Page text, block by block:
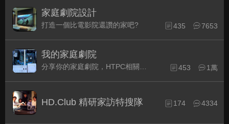
家庭劇院設計
打造一個比電影院還讚的家吧? 435 7653
我的家庭劇院
453 1萬
HD.Club 精研家訪特搜隊 174 4334